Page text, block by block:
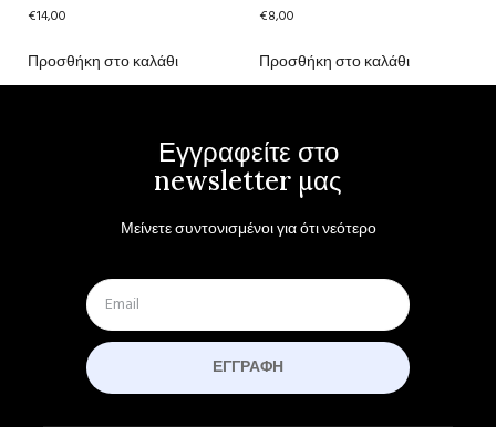
€14,00
Προσθήκη στο καλάθι
€8,00
Προσθήκη στο καλάθι
Εγγραφείτε στο
newsletter μας
Μείνετε συντονισμένοι για ότι νεότερο
ΕΓΓΡΑΦΉ